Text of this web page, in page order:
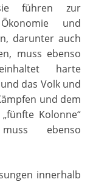
führen zur
und
darunter auch
muss ebenso
harte
das Volk und
und dem
Kolonne“
ebenso
innerhalb